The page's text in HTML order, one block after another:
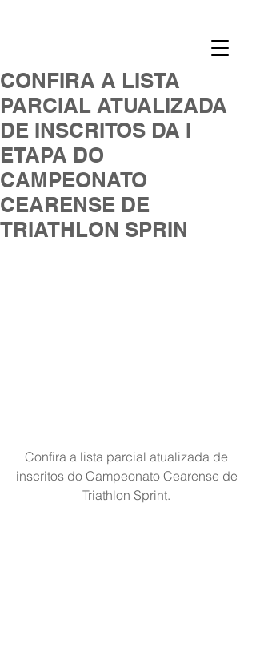
CONFIRA A LISTA
PARCIAL ATUALIZADA
DE INSCRITOS DA I
ETAPA DO
CAMPEONATO
CEARENSE DE
TRIATHLON SPRIN
Confira a lista parcial atualizada de
inscritos do Campeonato Cearense de
Triathlon Sprint.